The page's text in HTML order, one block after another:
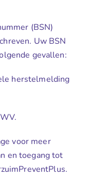
(BSN)
Uw BSN
gevallen:
herstelmelding
voor meer
en toegang tot